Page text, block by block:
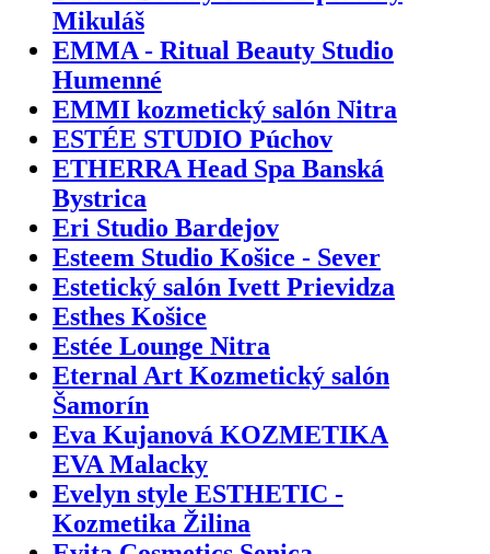
Mikuláš
EMMA - Ritual Beauty Studio
Humenné
EMMI kozmetický salón Nitra
ESTÉE STUDIO Púchov
ETHERRA Head Spa Banská
Bystrica
Eri Studio Bardejov
Esteem Studio Košice - Sever
Estetický salón Ivett Prievidza
Esthes Košice
Estée Lounge Nitra
Eternal Art Kozmetický salón
Šamorín
Eva Kujanová KOZMETIKA
EVA Malacky
Evelyn style ESTHETIC -
Kozmetika Žilina